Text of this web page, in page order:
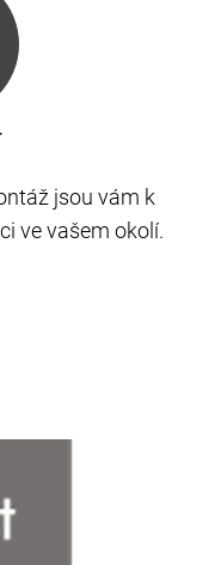
jsou vám k
ve vašem okolí.